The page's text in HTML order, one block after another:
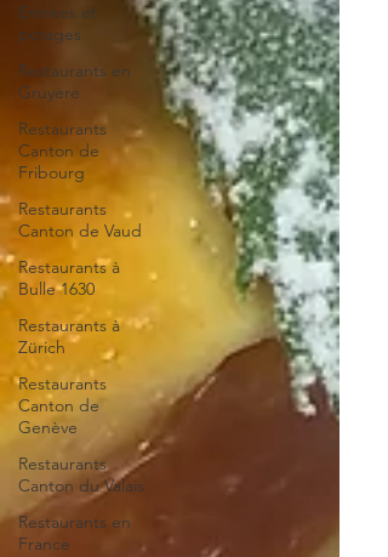
Entrées et
potages
Restaurants en
Gruyère
Restaurants
Canton de
Fribourg
Restaurants
Canton de Vaud
Restaurants à
Bulle 1630
Restaurants à
Zürich
Restaurants
Canton de
Genève
Restaurants
Canton du Valais
Restaurants en
France